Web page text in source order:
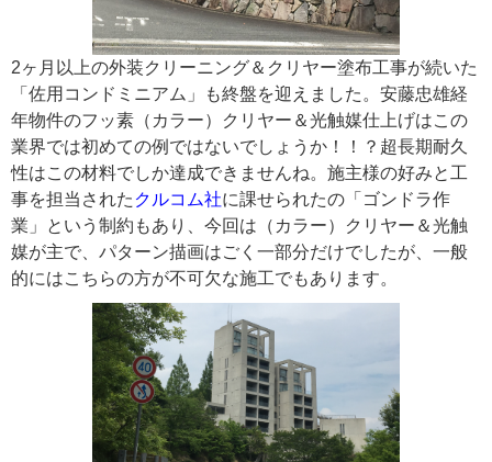
2ヶ月以上の外装クリーニング＆クリヤー塗布工事が続いた
「佐用コンドミニアム」も終盤を迎えました。安藤忠雄経
年物件のフッ素（カラー）クリヤー＆光触媒仕上げはこの
業界では初めての例ではないでしょうか！！？超長期耐久
性はこの材料でしか達成できませんね。施主様の好みと工
事を担当された クルコム社に課せられたの「ゴンドラ作
業」という制約もあり、今回は（カラー）クリヤー＆光触
媒が主で、パターン描画はごく一部分だけでしたが、一般
的にはこちらの方が不可欠な施工でもあります。